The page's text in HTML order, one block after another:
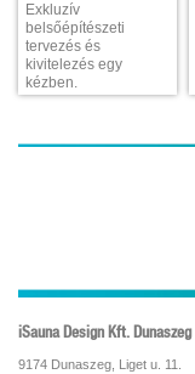
Exkluzív
belsőépítészeti
tervezés és
kivitelezés egy
kézben.
iSauna Design Kft. Dunaszeg
9174 Dunaszeg, Liget u. 11.